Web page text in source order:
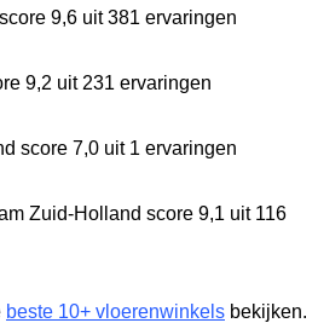
score 9,6 uit 381 ervaringen
9,2 uit 231 ervaringen
score 7,0 uit 1 ervaringen
Zuid-Holland score 9,1 uit 116
beste 10+ vloerenwinkels bekijken.